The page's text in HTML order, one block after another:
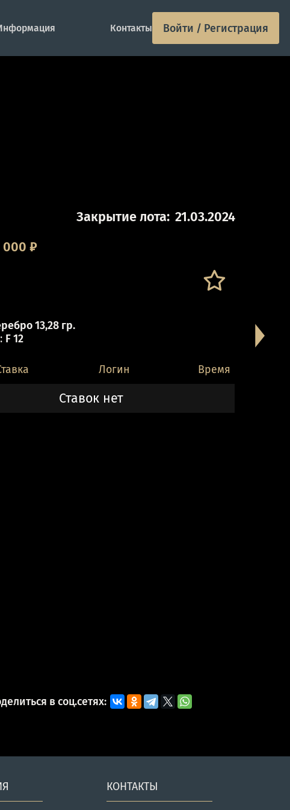
Контакты Войти / Регистрация
Закрытие лота: 21.03.2024
000 ₽
13,28 гр.
F 12
Логин Время
Ставок нет
в соц.сетях:
КОНТАКТЫ